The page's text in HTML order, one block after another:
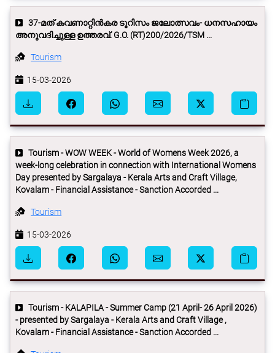
37-മത് കവണാറ്റിന്‍കര ടൂറിസം ജലോത്സവം- ധനസഹായം
അനുവദിച്ചുള്ള ഉത്തരവ്. G.O. (RT)200/2026/TSM ...
Tourism
15-03-2026
Tourism - WOW WEEK - World of Womens Week 2026, a
week-long celebration in connection with International Womens
Day presented by Sargalaya - Kerala Arts and Craft Village,
Kovalam - Financial Assistance - Sanction Accorded ...
Tourism
15-03-2026
Tourism - KALAPILA - Summer Camp (21 April- 26 April 2026)
- presented by Sargalaya - Kerala Arts and Craft Village ,
Kovalam - Financial Assistance - Sanction Accorded ...